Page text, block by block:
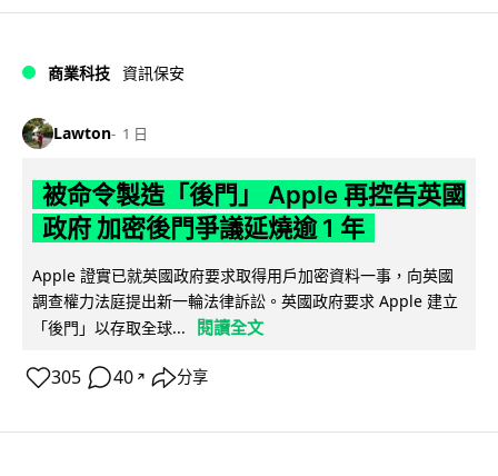
商業科技 資訊保安
Lawton 1 日
被命令製造「後門」 Apple 再控告英國
政府 加密後門爭議延燒逾 1 年
Apple 證實已就英國政府要求取得用戶加密資料一事，向英國
調查權力法庭提出新一輪法律訴訟。英國政府要求 Apple 建立
「後門」以存取全球...
閱讀全文
305 40 ↗ 分享